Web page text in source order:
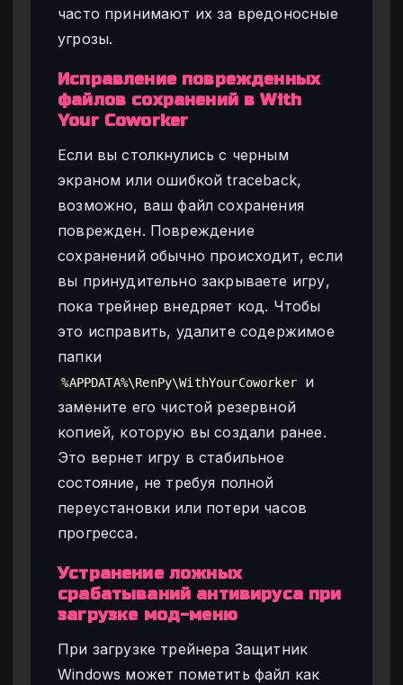
часто принимают их за вредоносные
угрозы.
Исправление поврежденных
файлов сохранений в With
Your Coworker
Если вы столкнулись с черным
экраном или ошибкой traceback,
возможно, ваш файл сохранения
поврежден. Повреждение
сохранений обычно происходит, если
вы принудительно закрываете игру,
пока трейнер внедряет код. Чтобы
это исправить, удалите содержимое
папки
%APPDATA%\RenPy\WithYourCoworker
и
замените его чистой резервной
копией, которую вы создали ранее.
Это вернет игру в стабильное
состояние, не требуя полной
переустановки или потери часов
прогресса.
Устранение ложных
срабатываний антивируса при
загрузке мод-меню
При загрузке трейнера Защитник
Windows может пометить файл как